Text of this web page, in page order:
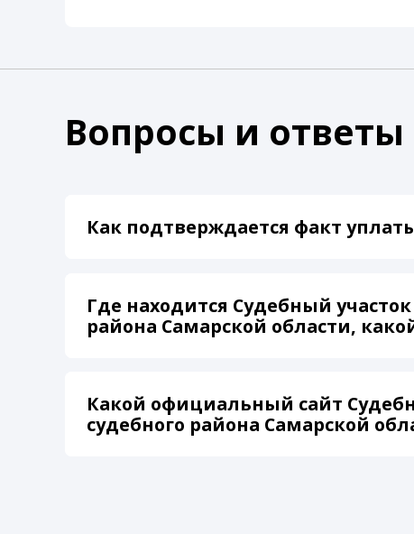
Вопросы и ответы
Как подтверждается факт
Где находится Судебный
района Самарской области,
Какой официальный сайт
судебного района Самарской